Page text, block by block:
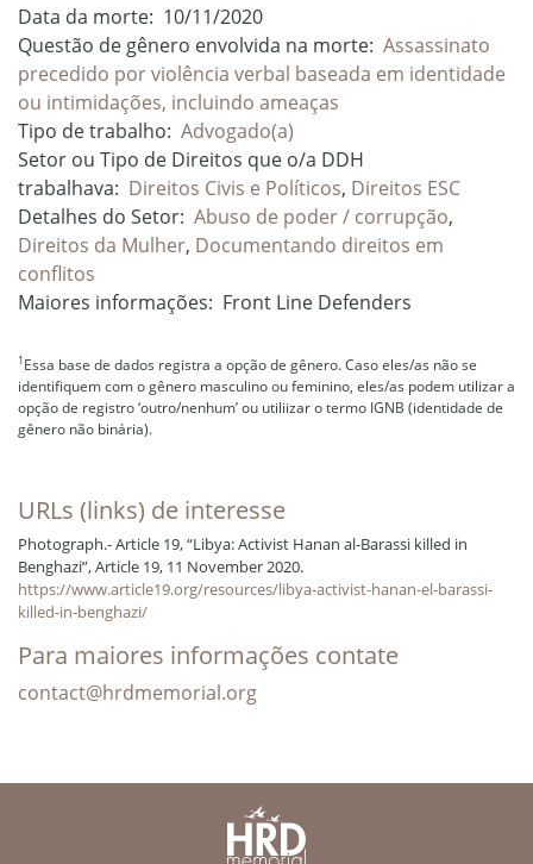
Data da morte: 10/11/2020
Questão de gênero envolvida na morte: Assassinato
precedido por violência verbal baseada em identidade
ou intimidações, incluindo ameaças
Tipo de trabalho: Advogado(a)
Setor ou Tipo de Direitos que o/a DDH
trabalhava: Direitos Civis e Políticos, Direitos ESC
Detalhes do Setor: Abuso de poder / corrupção,
Direitos da Mulher, Documentando direitos em
conflitos
Maiores informações: Front Line Defenders
1Essa base de dados registra a opção de gênero. Caso eles/as não se
identifiquem com o gênero masculino ou feminino, eles/as podem utilizar a
opção de registro ‘outro/nenhum’ ou utiliizar o termo IGNB (identidade de
gênero não binária).
URLs (links) de interesse
Photograph.- Article 19, “Libya: Activist Hanan al-Barassi killed in
Benghazi”, Article 19, 11 November 2020.
https://www.article19.org/resources/libya-activist-hanan-el-barassi-
killed-in-benghazi/
Para maiores informações contate
contact@hrdmemorial.org